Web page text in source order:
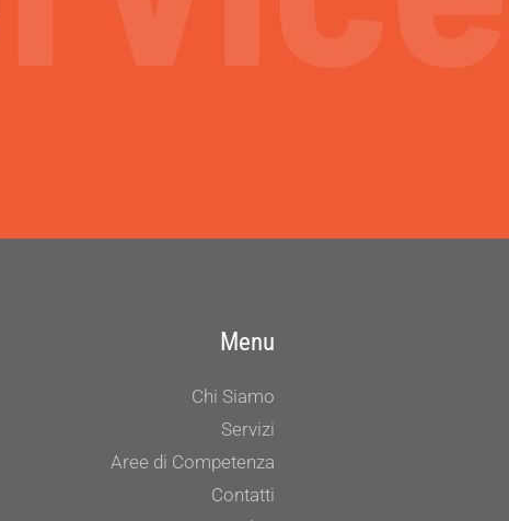
Menu
Chi Siamo
Servizi
Aree di Competenza
Contatti